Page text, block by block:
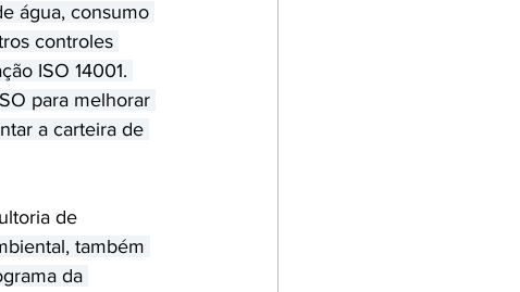
água, consumo
controles
ISO 14001.
para melhorar
a carteira de
de
também
da